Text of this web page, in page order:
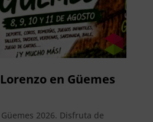
en Güemes
2026. Disfruta de